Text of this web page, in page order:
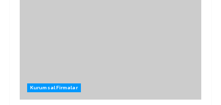
Kurumsal Firmalar